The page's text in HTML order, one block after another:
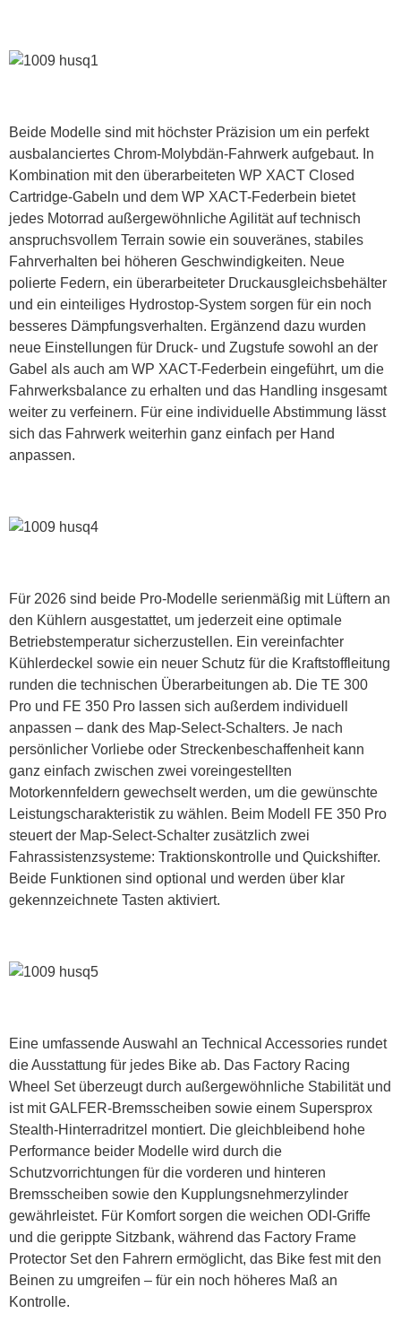
Beide Modelle sind mit höchster Präzision um ein perfekt
ausbalanciertes Chrom-Molybdän-Fahrwerk aufgebaut. In
Kombination mit den überarbeiteten WP XACT Closed
Cartridge-Gabeln und dem WP XACT-Federbein bietet
jedes Motorrad außergewöhnliche Agilität auf technisch
anspruchsvollem Terrain sowie ein souveränes, stabiles
Fahrverhalten bei höheren Geschwindigkeiten. Neue
polierte Federn, ein überarbeiteter Druckausgleichsbehälter
und ein einteiliges Hydrostop-System sorgen für ein noch
besseres Dämpfungsverhalten. Ergänzend dazu wurden
neue Einstellungen für Druck- und Zugstufe sowohl an der
Gabel als auch am WP XACT-Federbein eingeführt, um die
Fahrwerksbalance zu erhalten und das Handling insgesamt
weiter zu verfeinern. Für eine individuelle Abstimmung lässt
sich das Fahrwerk weiterhin ganz einfach per Hand
anpassen.
Für 2026 sind beide Pro-Modelle serienmäßig mit Lüftern an
den Kühlern ausgestattet, um jederzeit eine optimale
Betriebstemperatur sicherzustellen. Ein vereinfachter
Kühlerdeckel sowie ein neuer Schutz für die Kraftstoffleitung
runden die technischen Überarbeitungen ab. Die TE 300
Pro und FE 350 Pro lassen sich außerdem individuell
anpassen – dank des Map-Select-Schalters. Je nach
persönlicher Vorliebe oder Streckenbeschaffenheit kann
ganz einfach zwischen zwei voreingestellten
Motorkennfeldern gewechselt werden, um die gewünschte
Leistungscharakteristik zu wählen. Beim Modell FE 350 Pro
steuert der Map-Select-Schalter zusätzlich zwei
Fahrassistenzsysteme: Traktionskontrolle und Quickshifter.
Beide Funktionen sind optional und werden über klar
gekennzeichnete Tasten aktiviert.
Eine umfassende Auswahl an Technical Accessories rundet
die Ausstattung für jedes Bike ab. Das Factory Racing
Wheel Set überzeugt durch außergewöhnliche Stabilität und
ist mit GALFER-Bremsscheiben sowie einem Supersprox
Stealth-Hinterradritzel montiert. Die gleichbleibend hohe
Performance beider Modelle wird durch die
Schutzvorrichtungen für die vorderen und hinteren
Bremsscheiben sowie den Kupplungsnehmerzylinder
gewährleistet. Für Komfort sorgen die weichen ODI-Griffe
und die gerippte Sitzbank, während das Factory Frame
Protector Set den Fahrern ermöglicht, das Bike fest mit den
Beinen zu umgreifen – für ein noch höheres Maß an
Kontrolle.